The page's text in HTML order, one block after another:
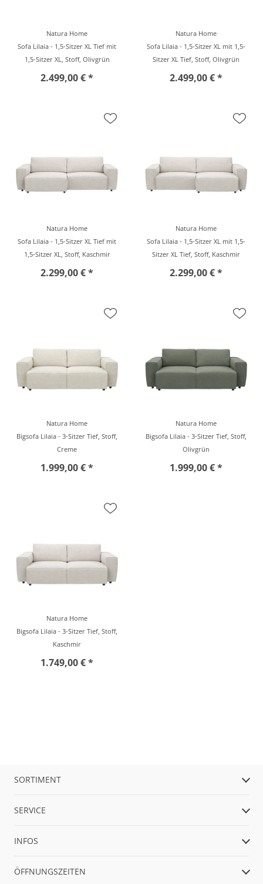
Natura Home
Sofa Lilaia - 1,5-Sitzer XL Tief mit
1,5-Sitzer XL, Stoff, Olivgrün
2.499,00 € *
Natura Home
Sofa Lilaia - 1,5-Sitzer XL mit 1,5-
Sitzer XL Tief, Stoff, Olivgrün
2.499,00 € *
Natura Home
Sofa Lilaia - 1,5-Sitzer XL Tief mit
1,5-Sitzer XL, Stoff, Kaschmir
2.299,00 € *
Natura Home
Sofa Lilaia - 1,5-Sitzer XL mit 1,5-
Sitzer XL Tief, Stoff, Kaschmir
2.299,00 € *
Natura Home
Bigsofa Lilaia - 3-Sitzer Tief, Stoff,
Creme
1.999,00 € *
Natura Home
Bigsofa Lilaia - 3-Sitzer Tief, Stoff,
Olivgrün
1.999,00 € *
Natura Home
Bigsofa Lilaia - 3-Sitzer Tief, Stoff,
Kaschmir
1.749,00 € *
SORTIMENT
SERVICE
INFOS
ÖFFNUNGSZEITEN